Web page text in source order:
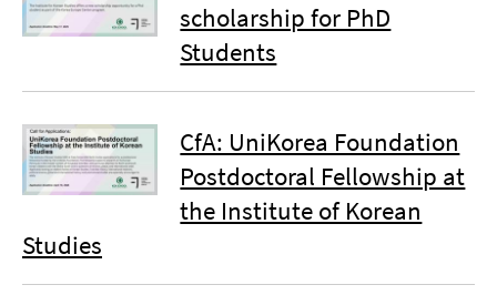
scholarship for PhD
Students
CfA: UniKorea Foundation
Postdoctoral Fellowship at
the Institute of Korean
Studies